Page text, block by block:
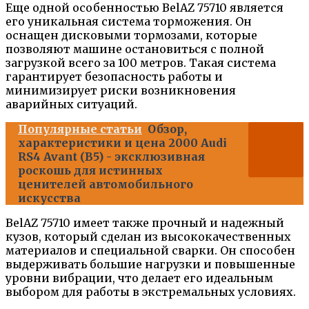
Еще одной особенностью BelAZ 75710 является
его уникальная система торможения. Он
оснащен дисковыми тормозами, которые
позволяют машине остановиться с полной
загрузкой всего за 100 метров. Такая система
гарантирует безопасность работы и
минимизирует риски возникновения
аварийных ситуаций.
Популярные статьи Обзор,
характеристики и цена 2000 Audi
RS4 Avant (B5) - эксклюзивная
роскошь для истинных
ценителей автомобильного
искусства
BelAZ 75710 имеет также прочный и надежный
кузов, который сделан из высококачественных
материалов и специальной сварки. Он способен
выдерживать большие нагрузки и повышенные
уровни вибрации, что делает его идеальным
выбором для работы в экстремальных условиях.